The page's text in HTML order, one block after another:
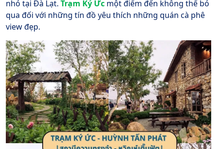
nhỏ tại Đà Lạt. Trạm Ký Ức một điểm đến không thể bỏ
qua đối với những tín đồ yêu thích những quán cà phê
view đẹp.